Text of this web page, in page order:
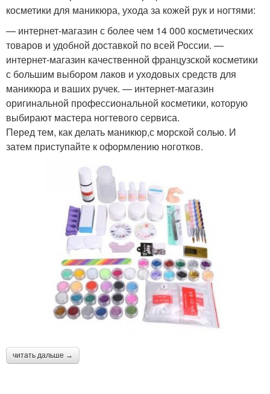
косметики для маникюра, ухода за кожей рук и ногтями:
— интернет-магазин с более чем 14 000 косметических
товаров и удобной доставкой по всей России. —
интернет-магазин качественной французской косметики
с большим выбором лаков и уходовых средств для
маникюра и ваших ручек. — интернет-магазин
оригинальной профессиональной косметики, которую
выбирают мастера ногтевого сервиса.
Перед тем, как делать маникюр,с морской солью. И
затем приступайте к оформлению ноготков.
читать дальше →